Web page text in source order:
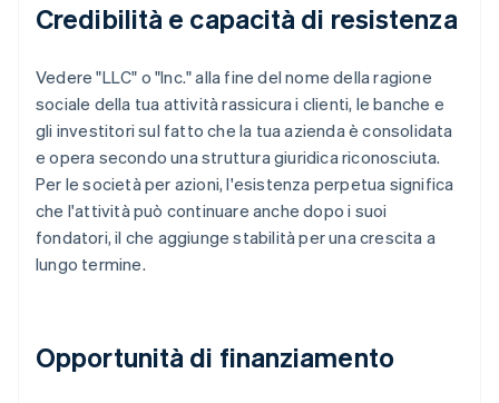
Credibilità e capacità di resistenza
Vedere "LLC" o "Inc." alla fine del nome della ragione
sociale della tua attività rassicura i clienti, le banche e
gli investitori sul fatto che la tua azienda è consolidata
e opera secondo una struttura giuridica riconosciuta.
Per le società per azioni, l'esistenza perpetua significa
che l'attività può continuare anche dopo i suoi
fondatori, il che aggiunge stabilità per una crescita a
lungo termine.
Opportunità di finanziamento